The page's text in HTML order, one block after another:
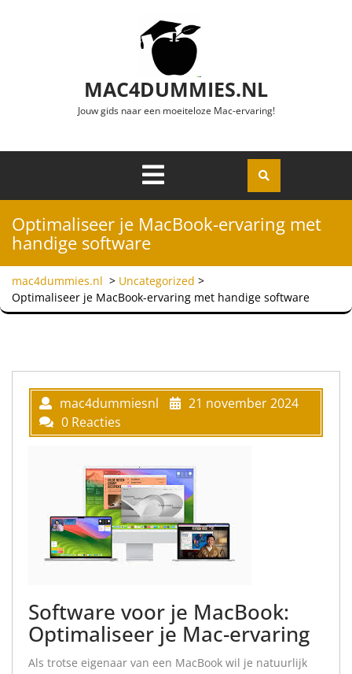
MAC4DUMMIES.NL
Jouw gids naar een moeiteloze Mac-ervaring!
Openen
Optimaliseer je MacBook-ervaring met
handige software
mac4dummies.nl > Uncategorized >
Optimaliseer je MacBook-ervaring met handige software
mac4dummiesnl
21 november 2024
0 Reacties
Software voor je MacBook:
Optimaliseer je Mac-ervaring
Als trotse eigenaar van een MacBook wil je natuurlijk